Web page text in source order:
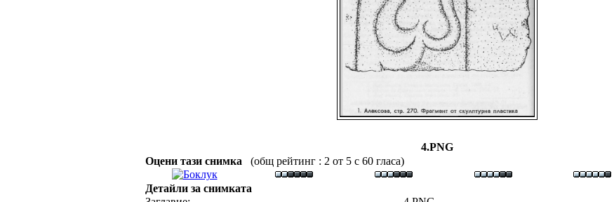
4.PNG
Оцени тази снимка
(общ рейтинг : 2 от 5 с 60 гласа)
Детайли за снимката